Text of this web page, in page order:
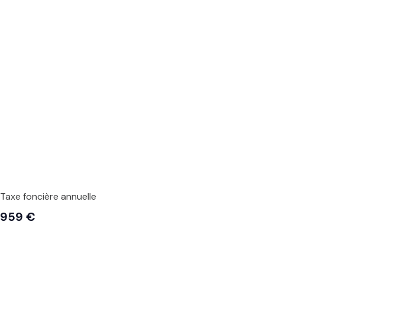
Taxe foncière annuelle
959 €